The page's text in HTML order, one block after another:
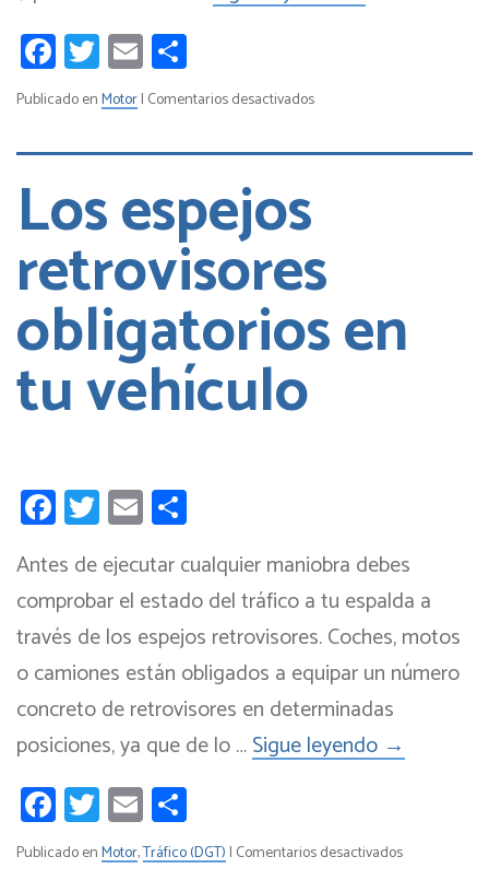
Facebook
Twitter
Email
Publicado enMotor| Comentarios desactivadosen
funcionan
Los espejos
retrovisores
obligatorios en
tu vehículo
Facebook
Twitter
Email
Antes de ejecutar cualquier maniobra debes
comprobar el estado del tráfico a tu espalda a
través de los espejos retrovisores. Coches, motos
o camiones están obligados a equipar un número
concreto de retrovisores en determinadas
posiciones, ya que de lo …Sigue leyendo →
Facebook
Twitter
Email
Publicado enMotor,Tráfico (DGT) | Comentarios desactivadosen